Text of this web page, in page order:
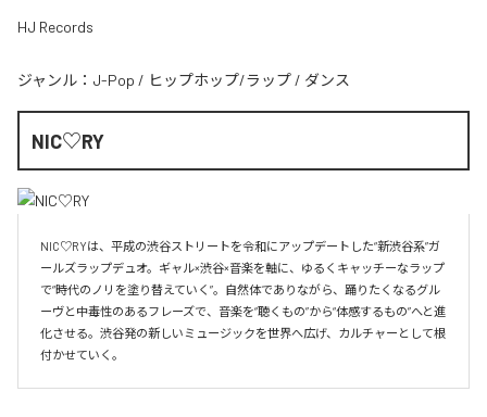
HJ Records
ジャンル： J-Pop / ヒップホップ/ラップ / ダンス
NIC♡RY
NIC♡RYは、平成の渋谷ストリートを令和にアップデートした“新渋谷系”ガ
ールズラップデュオ。ギャル×渋谷×音楽を軸に、ゆるくキャッチーなラップ
で“時代のノリを塗り替えていく”。自然体でありながら、踊りたくなるグル
ーヴと中毒性のあるフレーズで、音楽を“聴くもの”から“体感するもの”へと進
化させる。渋谷発の新しいミュージックを世界へ広げ、カルチャーとして根
付かせていく。